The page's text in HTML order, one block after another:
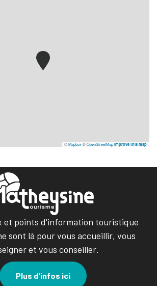
©Mapbox©OpenStreetMap Improve this map
et points d'information touristique
sont là pour vous accueillir, vous
et vous conseiller.
Plus d'infos ici